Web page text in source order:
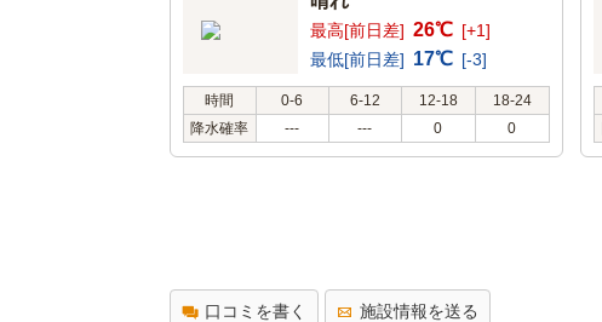
最高[前日差] 26℃ [+1]
最低[前日差] 17℃ [-3]
時間 0-6 6-12 12-18
18-24
降水確率
--- --- 0 0
口コミを書く 施設情報を送る